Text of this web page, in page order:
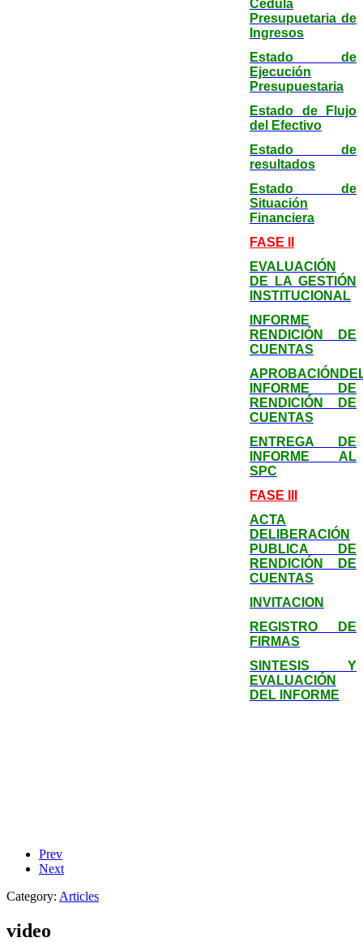
Cédula
Presupuetaria de
Ingresos
Estado de
Ejecución
Presupuestaria
Estado de Flujo
del Efectivo
Estado de
resultados
Estado de
Situación
Financiera
FASE II
EVALUACIÓN
DE LA GESTIÓN
INSTITUCIONAL
INFORME
RENDICIÓN DE
CUENTAS
INFORME DE
RENDICIÓN DE
CUENTAS
ENTREGA DE
INFORME AL
SPC
FASE III
ACTA
DELIBERACIÓN
PUBLICA DE
RENDICIÓN DE
CUENTAS
INVITACION
REGISTRO DE
FIRMAS
SINTESIS Y
EVALUACIÓN
DEL INFORME
Prev
Next
Category: Articles
video